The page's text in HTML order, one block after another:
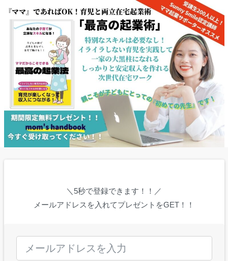
＼5秒で登録できます！！／
メールアドレスを入れてプレゼントをGET！！